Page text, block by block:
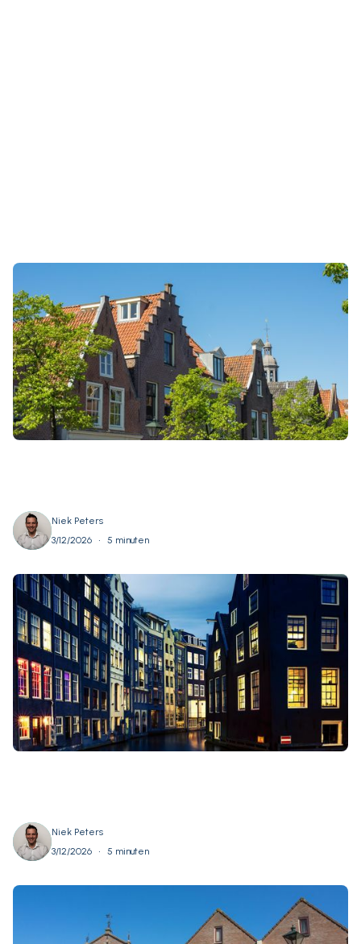
Niek Peters
3/12/2026
• 5 minuten
Niek Peters
3/12/2026
• 5 minuten